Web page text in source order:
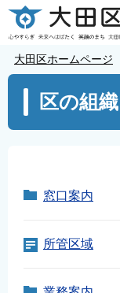
こ
の
ー
大田区ホームページ
こ
区の組
窓口案内
所管区域